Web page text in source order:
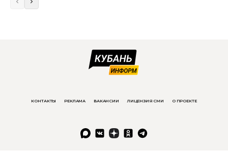
КОНТАКТЫ РЕКЛАМА ВАКАНСИИ ЛИЦЕНЗИЯ СМИ О ПРОЕКТЕ